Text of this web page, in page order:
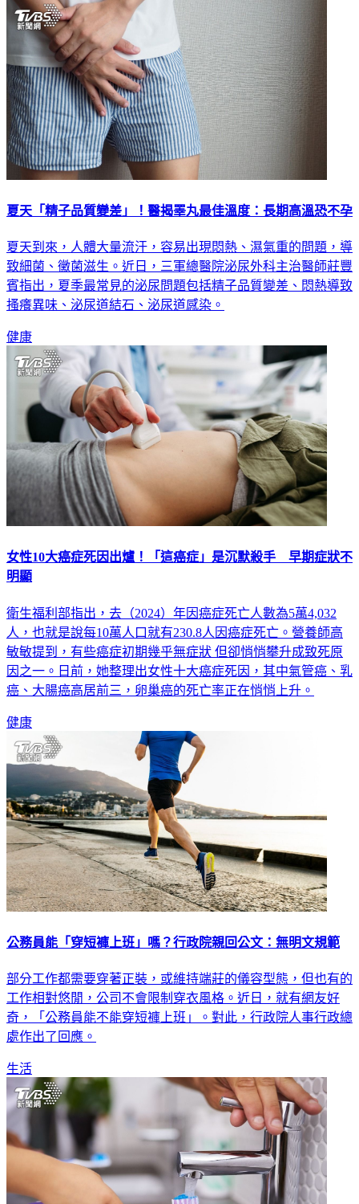
夏天「精子品質變差」！醫揭睪丸最佳溫度：長期高溫恐不孕
夏天到來，人體大量流汗，容易出現悶熱、濕氣重的問題，導
致細菌、黴菌滋生。近日，三軍總醫院泌尿外科主治醫師莊豐
賓指出，夏季最常見的泌尿問題包括精子品質變差、悶熱導致
搔癢異味、泌尿道結石、泌尿道感染。
健康
女性10大癌症死因出爐！「這癌症」是沉默殺手 早期症狀不
明顯
衛生福利部指出，去（2024）年因癌症死亡人數為5萬4,032
人，也就是說每10萬人口就有230.8人因癌症死亡。營養師高
敏敏提到，有些癌症初期幾乎無症狀 但卻悄悄攀升成致死原
因之一。日前，她整理出女性十大癌症死因，其中氣管癌、乳
癌、大腸癌高居前三，卵巢癌的死亡率正在悄悄上升。
健康
公務員能「穿短褲上班」嗎？行政院親回公文：無明文規範
部分工作都需要穿著正裝，或維持端莊的儀容型態，但也有的
工作相對悠閒，公司不會限制穿衣風格。近日，就有網友好
奇，「公務員能不能穿短褲上班」。對此，行政院人事行政總
處作出了回應。
生活